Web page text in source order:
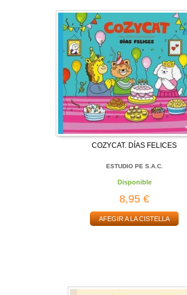
COZYCAT. DÍAS FELICES
ESTUDIO PE S.A.C.
Disponible
8,95 €
AFEGIR A LA CISTELLA